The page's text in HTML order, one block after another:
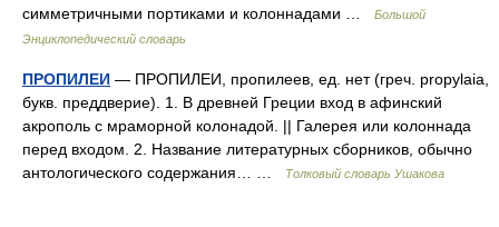
симметричными портиками и колоннадами …
Большой
Энциклопедический словарь
ПРОПИЛЕИ — ПРОПИЛЕИ, пропилеев, ед. нет (греч. propylaia,
букв. преддверие). 1. В древней Греции вход в афинский
акрополь с мраморной колонадой. || Галерея или колоннада
перед входом. 2. Название литературных сборников, обычно
антологического содержания… …
Толковый словарь Ушакова